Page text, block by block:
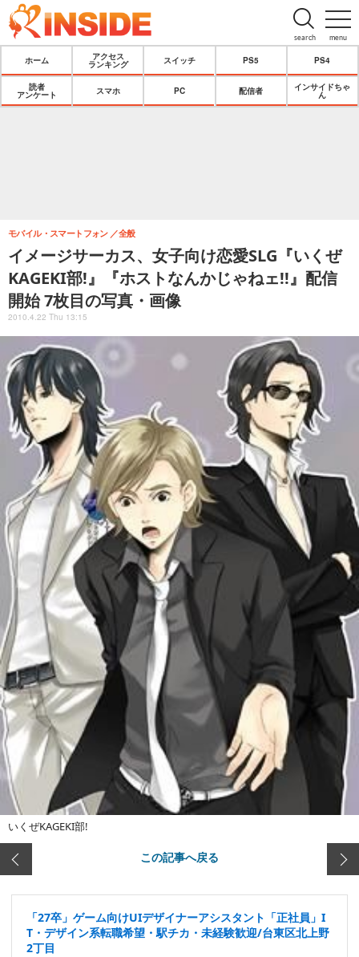
menu
search
ホーム
アクセス
ランキング
スイッチ PS5 PS4
読者
アンケート
スマホ PC 配信者
インサイドちゃ
ん
イメージサーカス、女子向け恋愛SLG『いくぜ
KAGEKI部!』『ホストなんかじゃねェ!!』配信
開始 7枚目の写真・画像
モバイル・スマートフォン 全般
2010.4.22 Thu 13:15
いくぜKAGEKI部!
この記事へ戻る
「27卒」ゲーム向けUIデザイナーアシスタント「正社員」I
T・デザイン系転職希望・駅チカ・未経験歓迎/台東区北上野
2丁目